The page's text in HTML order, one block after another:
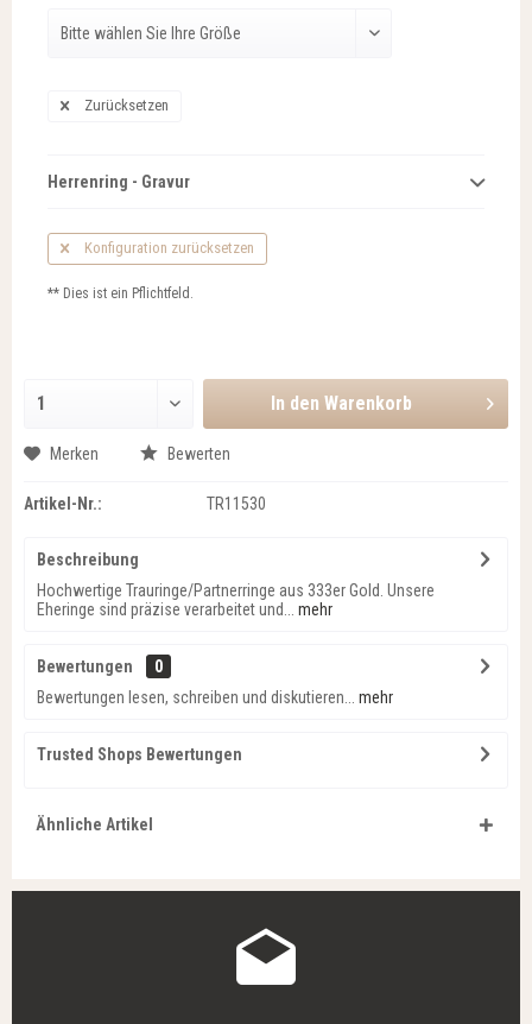
Zurücksetzen
Herrenring - Gravur
Konfiguration zurücksetzen
** Dies ist ein Pflichtfeld.
In den Warenkorb
Merken Bewerten
Artikel-Nr.: TR11530
Beschreibung
Hochwertige Trauringe/Partnerringe aus 333er Gold. Unsere
Eheringe sind präzise verarbeitet und...
mehr
Bewertungen
0
Bewertungen lesen, schreiben und diskutieren...
mehr
Trusted Shops Bewertungen
Ähnliche Artikel